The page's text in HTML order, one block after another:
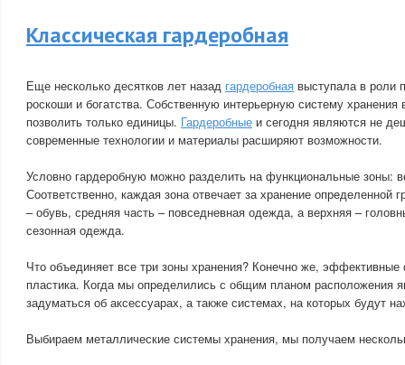
Классическая гардеробная
Еще несколько десятков лет назад гардеробная выступала в роли
роскоши и богатства. Собственную интерьерную систему
позволить только единицы. Гардеробные и сегодня являются не
современные технологии и материалы расширяют возможности.
Условно гардеробную можно разделить на функциональные зоны:
Соответственно, каждая зона отвечает за хранение определенной
– обувь, средняя часть – повседневная одежда, а верхняя –
сезонная одежда.
Что объединяет все три зоны хранения? Конечно же,
пластика. Когда мы определились с общим планом расположения
задуматься об аксессуарах, а также системах, на которых будут
Выбираем металлические системы хранения, мы получаем